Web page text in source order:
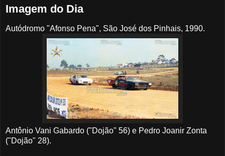
Imagem do Dia
Autódromo "Afonso Pena", São José dos Pinhais, 1990.
Antônio Vani Gabardo ("Dojão" 56) e Pedro Joanir Zonta
("Dojão" 28).